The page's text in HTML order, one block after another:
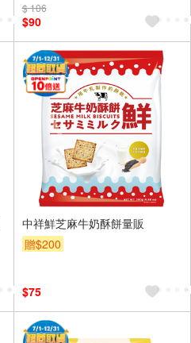
$ 106
$90
中祥鮮芝麻牛奶酥餅量販
贈$200
$75